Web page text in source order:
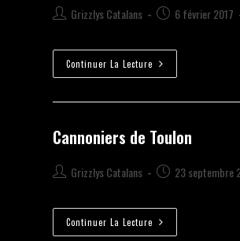
Grizzlys Catalans 6 février 2017
Continuer La Lecture
Cannoniers de Toulon
Grizzlys Catalans 23 septembre
Continuer La Lecture